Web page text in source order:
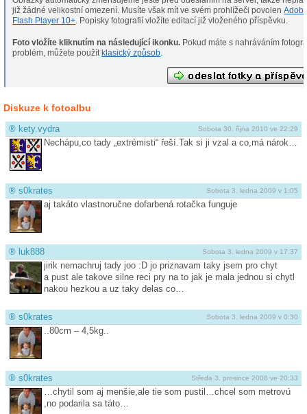
již žádné velikostní omezení. Musíte však mít ve svém prohlížeči povolen
Flash Player 10+ . Popisky fotografií vložíte editací již vloženého příspěvku.
Foto vložíte kliknutím na následující ikonku.
problém, můžete použítklasický způsob.
Diskuze k fotoalbu
Sobota 30. října 2010 ve 22:29
® kety.vydra
Nechápu,co tady „extrémisti“ řeší.Tak si ji vzal a co,má nárok…
Sobota 3. ledna 2009 v 1:05
® s0krates
aj takáto vlastnoručne dofarbená rotačka funguje
Sobota 3. ledna 2009 v 17:37
® luk888
jirik nemachruj tady joo :D jo priznavam taky jsem pro chyt
a pust ale takove silne reci pry na to jak je mala jednou si chytl
nakou hezkou a uz taky delas co…
Sobota 3. ledna 2009 v 0:30
® s0krates
..80cm – 4,5kg..
Středa 3. prosince 2008 ve 20:33
® s0krates
…chytil som aj menšie,ale tie som pustil…chcel som metrovú
,no podarila sa táto…